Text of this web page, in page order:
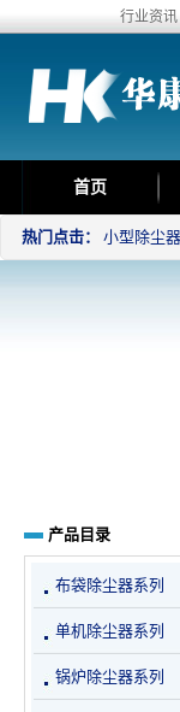
行业资讯
首页
热门点击： 小型除尘器
产品目录
布袋除尘器系列
单机除尘器系列
锅炉除尘器系列